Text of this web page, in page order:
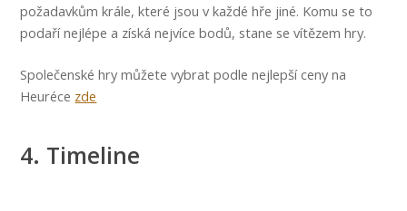
požadavkům krále, které jsou v každé hře jiné. Komu se to
podaří nejlépe a získá nejvíce bodů, stane se vítězem hry.
Společenské hry můžete vybrat podle nejlepší ceny na
Heuréce zde
4. Timeline